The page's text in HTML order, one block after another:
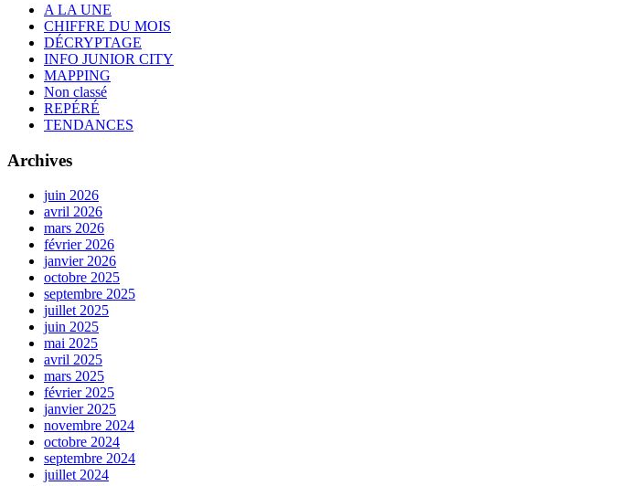
A LA UNE
CHIFFRE DU MOIS
DÉCRYPTAGE
INFO JUNIOR CITY
MAPPING
Non classé
REPÉRÉ
TENDANCES
Archives
juin 2026
avril 2026
mars 2026
février 2026
janvier 2026
octobre 2025
septembre 2025
juillet 2025
juin 2025
mai 2025
avril 2025
mars 2025
février 2025
janvier 2025
novembre 2024
octobre 2024
septembre 2024
juillet 2024